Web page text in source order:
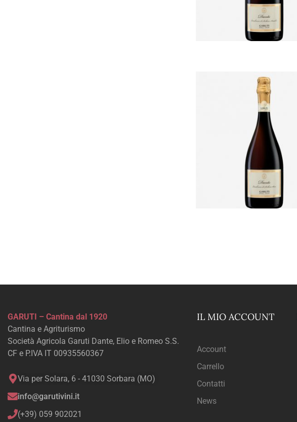
GARUTI – Cantina dal 1920
Cantina e Agriturismo
Società Agricola Garuti Dante, Elio e Romeo S.S.
CF e P.IVA IT 00935560367
Via per Solara, 6 - 41030 Sorbara (MO)
info@garutivini.it
(+39) 059 902021
IL MIO ACCOUNT
Account
Carrello
Contatti
News